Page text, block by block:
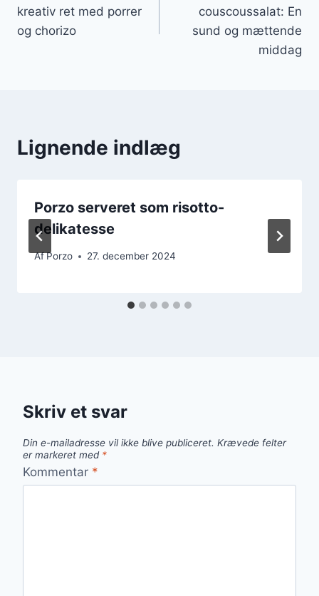
kreativ ret med porrer
og chorizo
couscoussalat: En
sund og mættende
middag
Lignende indlæg
Porzo serveret som risotto-
delikatesse
AfPorzo 27. december 2024
Skriv et svar
Din e-mailadresse vil ikke blive publiceret. Krævede felter
er markeret med *
Kommentar *